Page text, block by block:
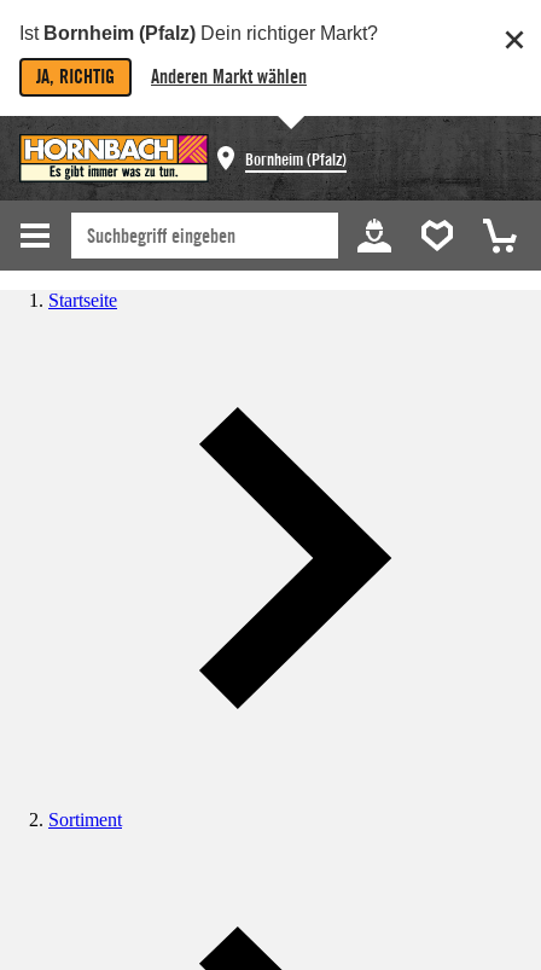
Ist Bornheim (Pfalz) Dein richtiger Markt?
JA, RICHTIG Anderen Markt wählen
Bornheim (Pfalz)
Startseite
Sortiment